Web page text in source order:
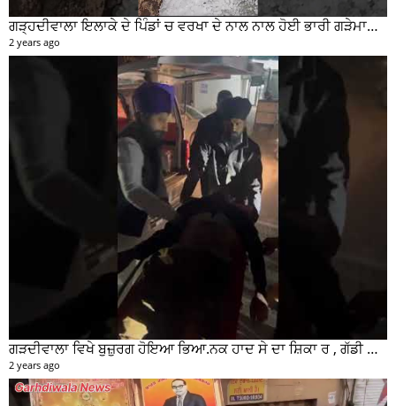
ਗੜ੍ਹਦੀਵਾਲਾ ਇਲਾਕੇ ਦੇ ਪਿੰਡਾਂ ਚ ਵਰਖਾ ਦੇ ਨਾਲ ਨਾਲ ਹੋਈ ਭਾਰੀ ਗੜੇਮਾਰੀ ਦੀਆਂ ਦੇਖੋ ਤਸਵੀਰਾਂ #garhdiwala #snow
2 years ago
ਗੜਦੀਵਾਲਾ ਵਿਖੇ ਬੁਜ਼ੁਰਗ ਹੋਇਆ ਭਿਆ.ਨਕ ਹਾਦ ਸੇ ਦਾ ਸ਼ਿਕਾ ਰ , ਗੱਡੀ ਸਵਾਰ ਮੌਕੇ ਤੋ ਫਰਾਰ
2 years ago